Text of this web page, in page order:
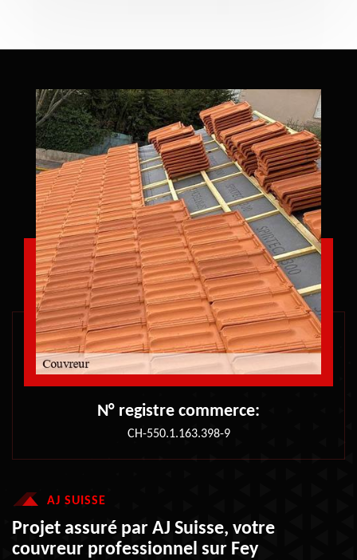
N° registre commerce:
CH-550.1.163.398-9
AJ SUISSE
Projet assuré par AJ Suisse, votre
couvreur professionnel sur Fey